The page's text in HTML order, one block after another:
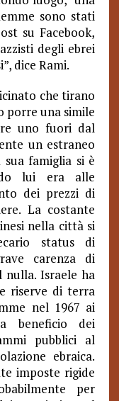
sono stati
su Facebook,
degli ebrei
dice Rami.
che tirano
porre una simile
uno fuori dal
un estraneo
famiglia si è
lui era alle
dei prezzi di
La costante
nella città si
status di
carenza di
nulla. Israele ha
riserve di terra
nel 1967 ai
beneficio dei
pubblici al
ebraica.
imposte rigide
per